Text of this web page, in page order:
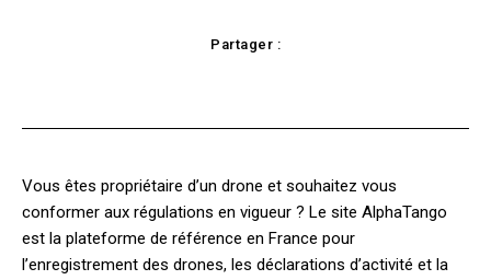
Partager :
Vous êtes propriétaire d’un drone et souhaitez vous
conformer aux régulations en vigueur ? Le site AlphaTango
est la plateforme de référence en France pour
l’enregistrement des drones, les déclarations d’activité et la